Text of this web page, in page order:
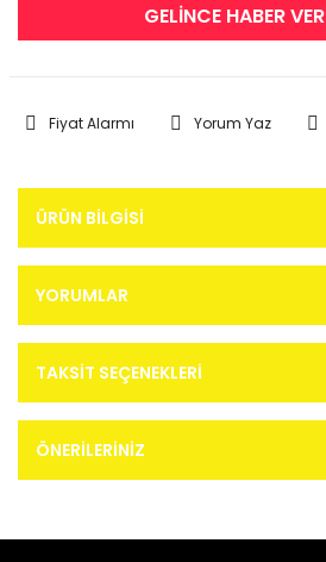
GELİNCE HABER VER
Fiyat Alarmı Yorum Yaz
ÜRÜN BILGISI
YORUMLAR
TAKSIT SEÇENEKLERI
ÖNERILERINIZ